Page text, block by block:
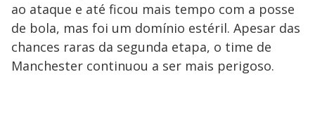
ao ataque e até ficou mais tempo com a posse
de bola, mas foi um domínio estéril. Apesar das
chances raras da segunda etapa, o time de
Manchester continuou a ser mais perigoso.